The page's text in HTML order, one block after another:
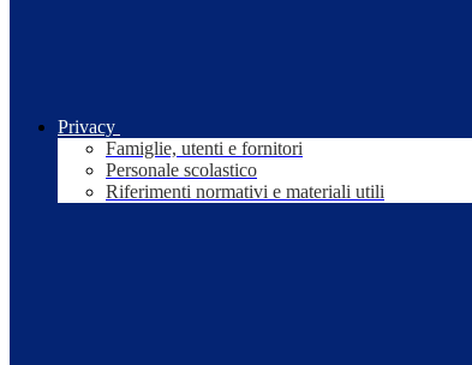
Privacy
Famiglie, utenti e fornitori
Personale scolastico
Riferimenti normativi e materiali utili